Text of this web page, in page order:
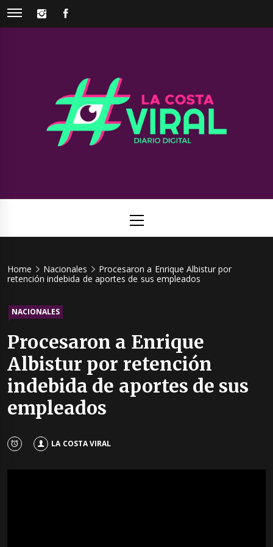
Skip
INSTAGRAM
Viral
Menu
Home Nacionales
Procesaron a Enrique Albistur por
retención indebida de aportes de sus empleados
NACIONALES
Procesaron a Enrique
Albistur por retención
indebida de aportes de sus
empleados
LA COSTA VIRAL